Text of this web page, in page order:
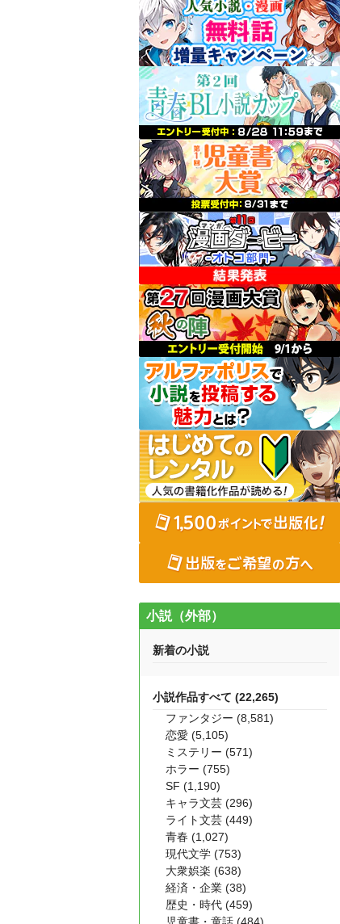
小説（外部）
新着の小説
小説作品すべて (22,265)
ファンタジー (8,581)
恋愛 (5,105)
ミステリー (571)
ホラー (755)
SF (1,190)
キャラ文芸 (296)
ライト文芸 (449)
青春 (1,027)
現代文学 (753)
大衆娯楽 (638)
経済・企業 (38)
歴史・時代 (459)